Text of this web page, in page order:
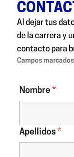
Al dejar tus
de la carrera y
contacto para
Campos
Nombre *
Apellidos *